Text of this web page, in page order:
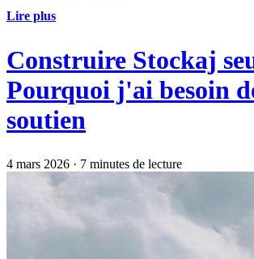
Lire plus
Construire Stockaj
Pourquoi j'ai besoin
soutien
4 mars 2026 · 7 minutes de lecture